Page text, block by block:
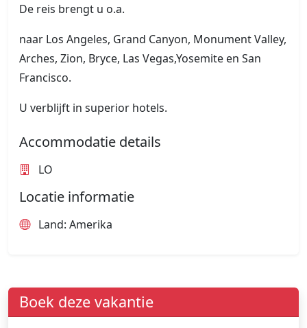
De reis brengt u o.a.
naar Los Angeles, Grand Canyon, Monument Valley,
Arches, Zion, Bryce, Las Vegas,Yosemite en San
Francisco.
U verblijft in superior hotels.
Accommodatie details
LO
Locatie informatie
Land: Amerika
Boek deze vakantie